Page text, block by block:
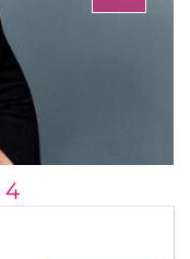
4